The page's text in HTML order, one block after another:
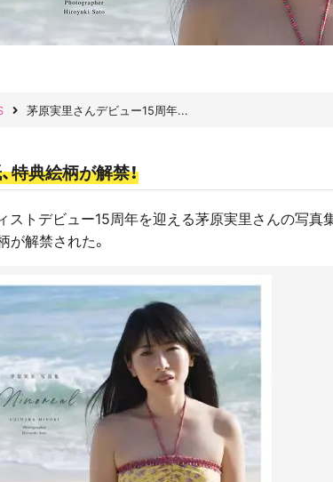
茅原実里さんデビュー15周年...
特典絵柄が解禁！
ストデビュー15周年を迎える茅原実里さんの写真
が解禁された。